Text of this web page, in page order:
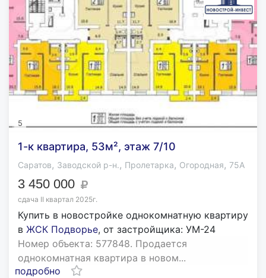
5
1-к квартира, 53м², этаж 7/10
Саратов, Заводской р-н., Пролетарка, Огородная, 75А
3 450 000
сдача II квартал 2025г.
Купить в новостройке oднокомнатную квартиру
в ЖСК Подворье, от застройщика: УМ-24
Номер объекта: 577848. Продается
однокомнатная квартира в новом...
подробно